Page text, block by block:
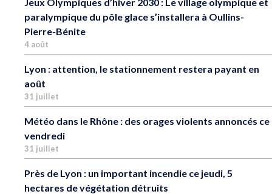
paralympique du pôle glace s’installera à Oullins-
Pierre-Bénite
4 août
Lyon : attention, le stationnement restera payant en
août
31 juillet
Météo dans le Rhône : des orages violents annoncés ce
vendredi
31 juillet
Près de Lyon : un important incendie ce jeudi, 5
hectares de végétation détruits